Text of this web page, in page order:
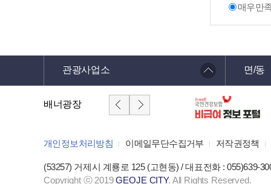
매우만
관광사업소 면/동
배너광장
개인정보처리방침 이메일무단수집거부 저작권정책
(53257) 거제시 계룡로 125 (고현동) / 대표전화 : 055)639-
Copyright ⓒ 2019GEOJE CITY. All Rights Reserved.